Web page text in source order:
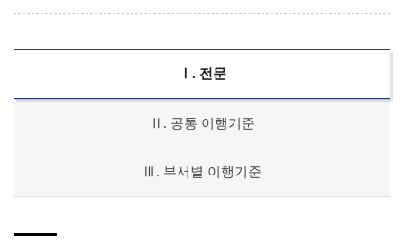
Ⅰ. 전문
Ⅱ. 공통 이행기준
Ⅲ. 부서별 이행기준